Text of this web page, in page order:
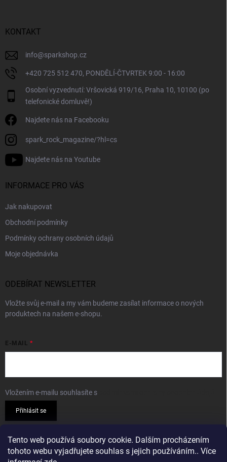
Tento web používá soubory cookie. Dalším procházením
tohoto webu vyjadřujete souhlas s jejich používáním.. Více
KONTAKT
info@sparkshop.cz
+420 725 512 470, PONDĚLÍ-ČTVRTEK 9:00 - 16:00
Osobní vyzvednutí: Vršovická 919/16, Praha 10, 10100 (po
telefonické domluvě!)
Najdete nás na Facebooku
spark_rock_magazine/?hl=cs
Najdete nás na Youtube
INFORMACE PRO VÁS
Jak nakupovat
Obchodní podmínky
Podmínky ochrany osobních údajů
Moje objednávka
ODEBÍRAT NEWSLETTER
Vložte svůj e-mail a my vám budeme zasílat informace o nových
produktech na našem e-shopu.
E-MAIL
Vložením e-mailu souhlasíte s
Přihlásit se
PŘIJÍMÁME ONLINE PLATBY